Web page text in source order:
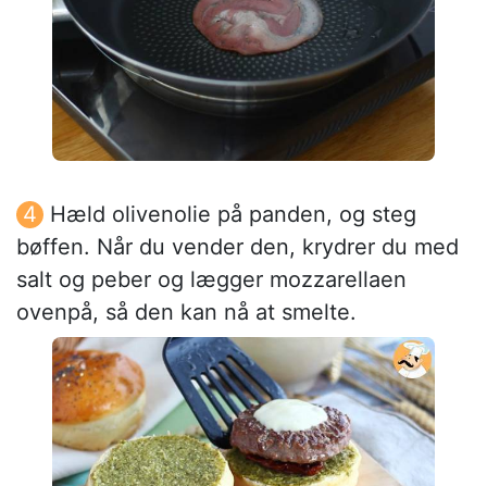
Hæld olivenolie på panden, og steg
bøffen. Når du vender den, krydrer du med
salt og peber og lægger mozzarellaen
ovenpå, så den kan nå at smelte.